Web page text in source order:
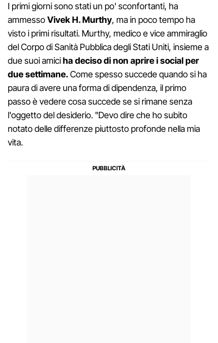
I primi giorni sono stati un po' sconfortanti, ha
ammessoVivek H. Murthy, ma in poco tempo ha
visto i primi risultati. Murthy, medico e vice ammiraglio
del Corpo di Sanità Pubblica degli Stati Uniti, insieme a
due suoi amiciha deciso di non aprire i social per
due settimane.Come spesso succede quando si ha
paura di avere una forma di dipendenza, il primo
passo è vedere cosa succede se si rimane senza
l'oggetto del desiderio. "Devo dire che ho subito
notato delle differenze piuttosto profonde nella mia
vita.